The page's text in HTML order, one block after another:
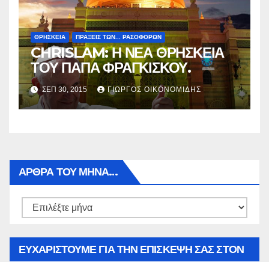
ΘΡΗΣΚΕΙΑ ΠΡΑΞΕΙΣ ΤΩΝ... ΡΑΣΟΦΟΡΩΝ
CHRISLAM: Η ΝΕΑ ΘΡΗΣΚΕΙΑ
ΤΟΥ ΠΑΠΑ ΦΡΑΓΚΙΣΚΟΥ.
ΣΕΠ 30, 2015 ΓΙΏΡΓΟΣ ΟΙΚΟΝΟΜΊΔΗΣ
ΑΡΘΡΑ ΤΟΥ ΜΉΝΑ…
Αρθρα
ΕΥΧΑΡΙΣΤΟΥΜΕ ΓΙΑ ΤΗΝ ΕΠΙΣΚΕΨΗ ΣΑΣ ΣΤΟΝ